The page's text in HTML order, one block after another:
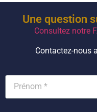
Une question
Consultez notre
Contactez-nous